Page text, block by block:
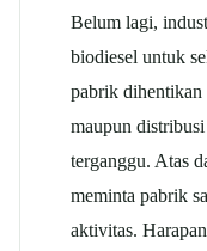
Belum lagi,
biodiesel untuk
pabrik dihentikan
maupun
terganggu. Atas
meminta pabrik
aktivitas.